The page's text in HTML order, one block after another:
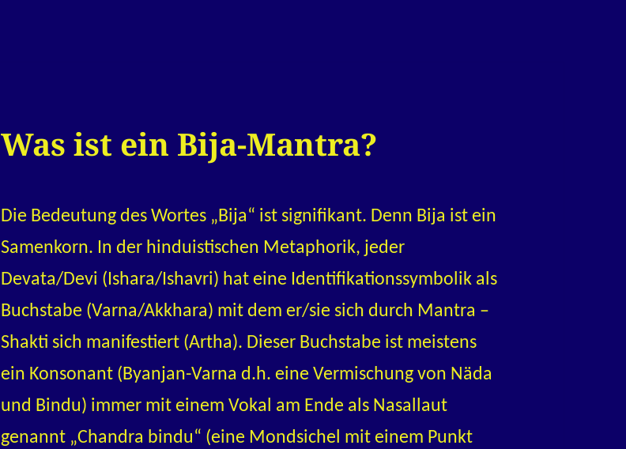
Was ist ein Bija-Mantra?
Die Bedeutung des Wortes „Bija“ ist signifikant. Denn Bija ist ein
Samenkorn. In der hinduistischen Metaphorik, jeder
Devata/Devi (Ishara/Ishavri) hat eine Identifikationssymbolik als
Buchstabe (Varna/Akkhara) mit dem er/sie sich durch Mantra –
Shakti sich manifestiert (Artha). Dieser Buchstabe ist meistens
ein Konsonant (Byanjan-Varna d.h. eine Vermischung von Näda
und Bindu) immer mit einem Vokal am Ende als Nasallaut
genannt „Chandra bindu“ (eine Mondsichel mit einem Punkt